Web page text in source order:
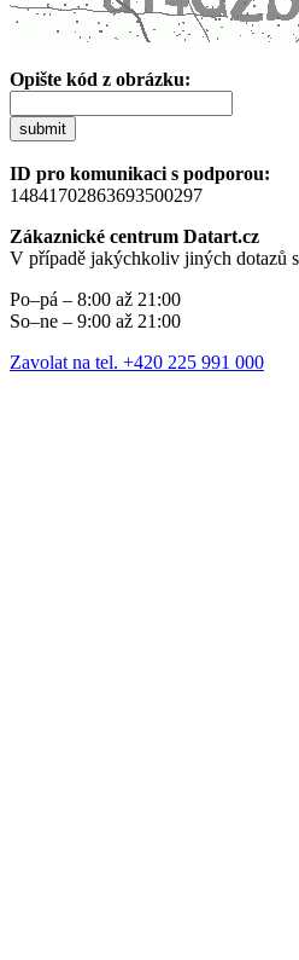
Opište kód z obrázku:
submit
ID pro komunikaci s podporou:
14841702863693500297
Zákaznické centrum Datart.cz
V případě jakýchkoliv jiných dotazů
Po–pá – 8:00 až 21:00
So–ne – 9:00 až 21:00
Zavolat na tel. +420 225 991 000